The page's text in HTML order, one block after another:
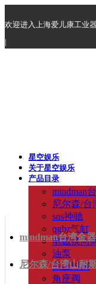
欢迎进入上海爱儿康工业
|
星空娱乐
关于星空娱乐
产品目录
mindman
尼尔森/台
sns神驰
qgbz气缸
电磁换向
油泵
高压球阀
角座阀
mindman台湾金器
尼尔森/台湾山耐